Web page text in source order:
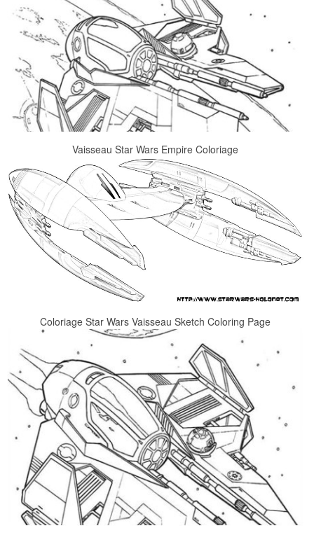
Vaisseau Star Wars Empire Coloriage
Coloriage Star Wars Vaisseau Sketch Coloring Page